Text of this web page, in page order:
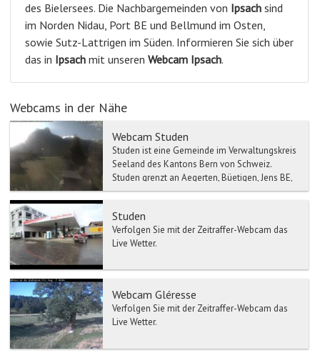
des Bielersees. Die Nachbargemeinden von Ipsach sind
im Norden Nidau, Port BE und Bellmund im Osten,
sowie Sutz-Lattrigen im Süden. Informieren Sie sich über
das in Ipsach mit unseren Webcam Ipsach.
Webcams in der Nähe
Webcam Studen
Studen ist eine Gemeinde im Verwaltungskreis
Seeland des Kantons Bern von Schweiz.
Studen grenzt an Aegerten, Büetigen, Jens BE,
Lyss, Schwadernau ...
Studen
Verfolgen Sie mit der Zeitraffer-Webcam das
Live Wetter.
Webcam Gléresse
Verfolgen Sie mit der Zeitraffer-Webcam das
Live Wetter.